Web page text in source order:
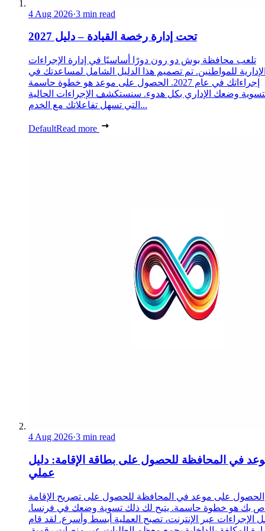
4 Aug 2026·3 min read
تحت إدارة رخصة القيادة – دليل 2027
تلعب محافظة بوش دو رون دورًا أساسيًا في إدارة الإجراءات
للمواطنين. تم تصميم هذا الدليل الشامل لمساعدتك في
إجراءاتك في عام 2027. الحصول على موعد هو خطوة حاسمة
وضعك الإداري بكل هدوء. سنستكشف الإجراءات الحالية
التي تسهل تفاعلاتك مع الخدم...
DefaultRead more
4 Aug 2026·3 min read
في المحافظة للحصول على بطاقة الإقامة: دليل
عملي
الحصول على موعد في المحافظة للحصول على تصريح الإقامة
بك هو خطوة حاسمة. يتيح لك ذلك تسوية وضعك في فرنسا.
الإجراءات عبر الإنترنت، تصبح العملية أبسط وأسرع. لقد قام